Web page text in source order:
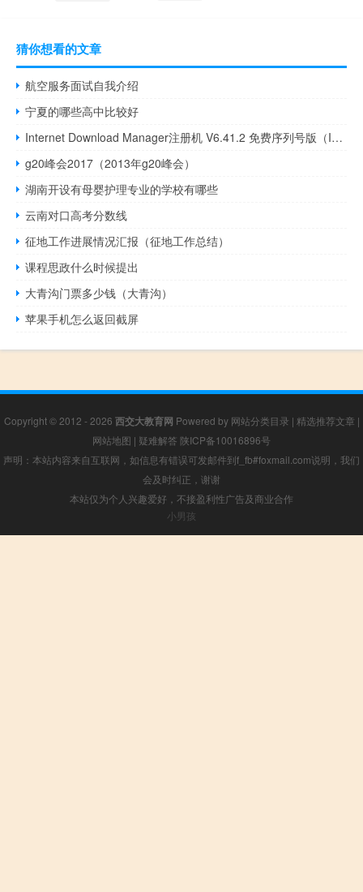
猜你想看的文章
航空服务面试自我介绍
宁夏的哪些高中比较好
Internet Download Manager注册机 V6.41.2 免费序列号版（Internet Download Manager注册机 V6.41.2 免费序列号版功能简介）
g20峰会2017（2013年g20峰会）
湖南开设有母婴护理专业的学校有哪些
云南对口高考分数线
征地工作进展情况汇报（征地工作总结）
课程思政什么时候提出
大青沟门票多少钱（大青沟）
苹果手机怎么返回截屏
Copyright © 2012 - 2026 西交大教育网 Powered by 网站分类目录 | 精选推荐文章 |
网站地图 | 疑难解答 陕ICP备10016896号
声明：本站内容来自互联网，如信息有错误可发邮件到f_fb#foxmail.com说明，我们
会及时纠正，谢谢
本站仅为个人兴趣爱好，不接盈利性广告及商业合作
小男孩